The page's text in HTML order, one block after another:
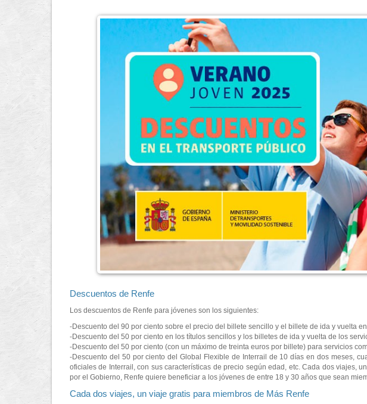
Descuentos de Renfe
Los descuentos de Renfe para jóvenes son los siguientes:
-Descuento del 90 por ciento sobre el precio del billete sencillo y el billete de ida y vuelta
-Descuento del 50 por ciento en los títulos sencillos y los billetes de ida y vuelta de los
-Descuento del 50 por ciento (con un máximo de treinta euros por billete) para servicios
-Descuento del 50 por ciento del Global Flexible de Interrail de 10 días en dos meses,
oficiales de Interrail, con sus características de precio según edad, etc. Cada dos viajes,
por el Gobierno, Renfe quiere beneficiar a los jóvenes de entre 18 y 30 años que sean
Cada dos viajes, un viaje gratis para miembros de Más Renfe